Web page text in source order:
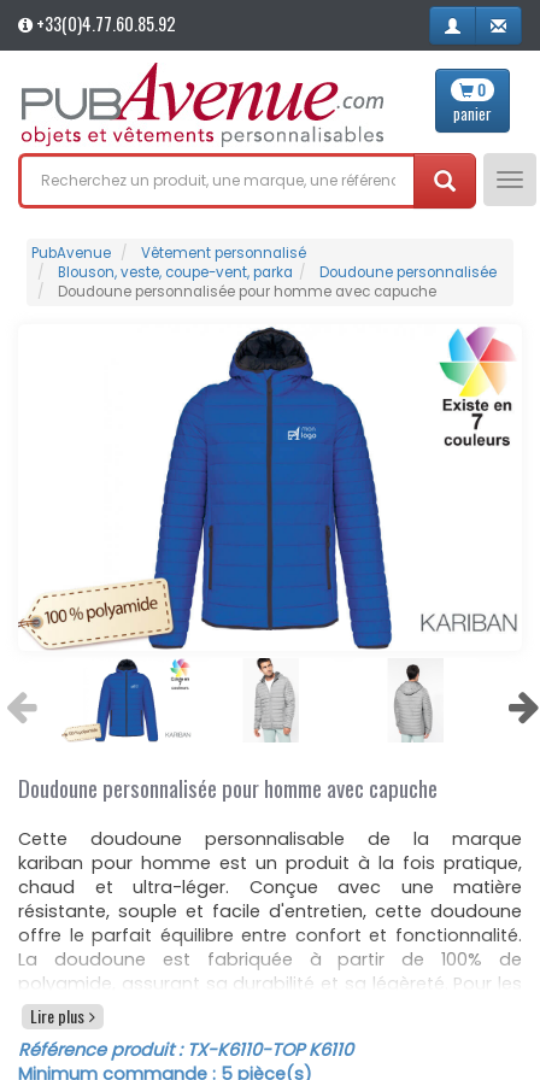
+33(0)4.77.60.85.92
0
panier
PubAvenue
Vêtement personnalisé
Blouson, veste, coupe-vent, parka
Doudoune personnalisée
Doudoune personnalisée pour homme avec capuche
Doudoune personnalisée pour homme avec capuche
Cette doudoune personnalisable de la marque
kariban pour homme est un produit à la fois pratique,
chaud et ultra-léger. Conçue avec une matière
résistante, souple et facile d'entretien, cette doudoune
offre le parfait équilibre entre confort et fonctionnalité.
La doudoune est fabriquée à partir de 100% de
polyamide, assurant sa durabilité et sa légèreté. Pour les
coloris Marl Silver et Marl Dark Grey, le tissu est composé
à 100% de polyester, tandis que le Marl Dark Grey
combine 70% de polyamide et 30% de polyester. La
Lire plus
Référence produit : TX-K6110-TOP K6110
Minimum commande : 5 pièce(s)